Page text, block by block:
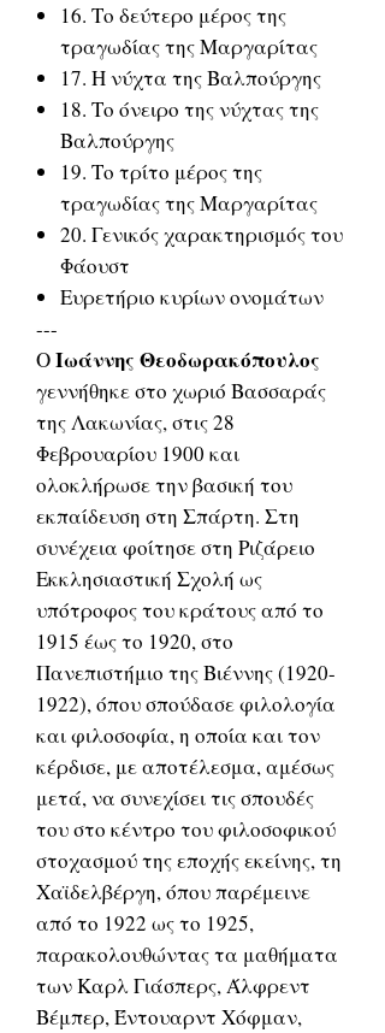
16. Το δεύτερο μέρος της
τραγωδίας της Μαργαρίτας
17. Η νύχτα της Βαλπούργης
18. Το όνειρο της νύχτας της
Βαλπούργης
19. Το τρίτο μέρος της
τραγωδίας της Μαργαρίτας
20. Γενικός χαρακτηρισμός του
Φάουστ
Ευρετήριο κυρίων ονομάτων
---
ΟΙωάννης Θεοδωρακόπουλος
γεννήθηκε στο χωριό Βασσαράς
της Λακωνίας, στις 28
Φεβρουαρίου 1900 και
ολοκλήρωσε την βασική του
εκπαίδευση στη Σπάρτη. Στη
συνέχεια φοίτησε στη Ριζάρειο
Εκκλησιαστική Σχολή ως
υπότροφος του κράτους από το
1915 έως το 1920, στο
Πανεπιστήμιο της Βιέννης (1920-
1922), όπου σπούδασε φιλολογία
και φιλοσοφία, η οποία και τον
κέρδισε, με αποτέλεσμα, αμέσως
μετά, να συνεχίσει τις σπουδές
του στο κέντρο του φιλοσοφικού
στοχασμού της εποχής εκείνης, τη
Χαϊδελβέργη, όπου παρέμεινε
από το 1922 ως το 1925,
παρακολουθώντας τα μαθήματα
των Καρλ Γιάσπερς, Άλφρεντ
Βέμπερ, Έντουαρντ Χόφμαν,